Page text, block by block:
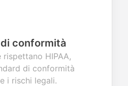
conformità
rispettano HIPAA,
di conformità
i rischi legali.